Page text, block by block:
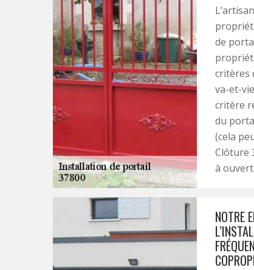
de
critères
va-et-
critère
du
(cela
Clôture
à
NOTRE